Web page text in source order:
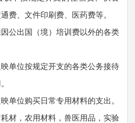
费、文件印刷费、医药费等。
公出国（境）培训费以外的各类
单位按规定开支的各类公务接待
单位购买日常专用材料的支出。
材，农用材料，兽医用品，实验